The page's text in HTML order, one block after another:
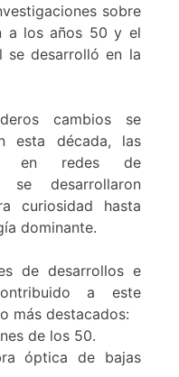
sobre
a los años 50 y el
se desarrolló en la
cambios se
esta década, las
en redes de
se desarrollaron
curiosidad hasta
dominante.
de desarrollos e
a este
más destacados:
de los 50.
óptica de bajas